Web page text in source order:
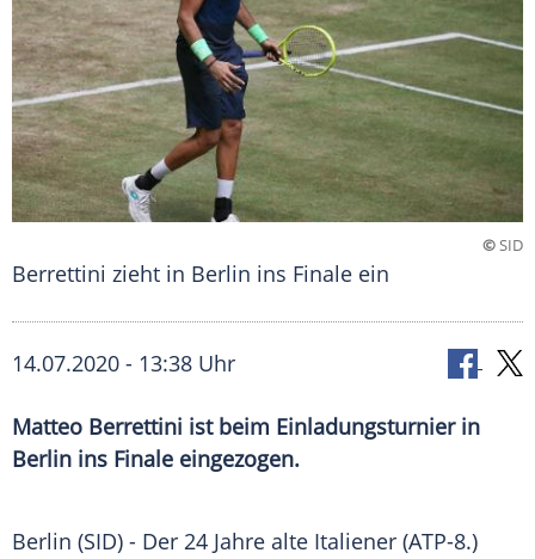
©SID
Berrettini zieht in Berlin ins Finale ein
14.07.2020 - 13:38 Uhr
Matteo Berrettini ist beim Einladungsturnier in
Berlin ins Finale eingezogen.
Berlin (SID) - Der 24 Jahre alte Italiener (ATP-8.)